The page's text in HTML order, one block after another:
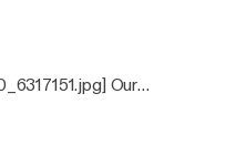
Our